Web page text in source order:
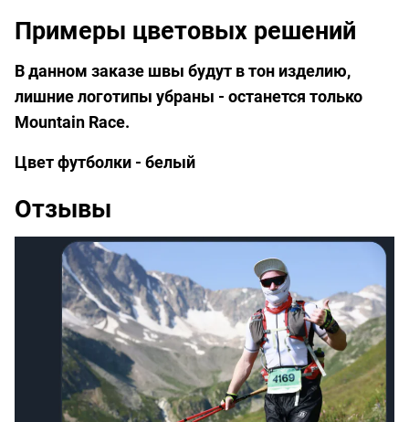
Примеры цветовых решений
В данном заказе швы будут в тон изделию,
лишние логотипы убраны - останется только
Mountain Race.
Цвет футболки - белый
Отзывы